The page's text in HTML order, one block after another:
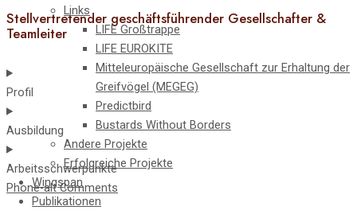
Links
LIFE Großtrappe
LIFE EUROKITE
Mitteleuropäische Gesellschaft zur Erhaltung der
Greifvögel (MEGEG)
Predictbird
Bustards Without Borders
Andere Projekte
Erfolgreiche Projekte
Wingspan
Publikationen
Stellvertretender geschäftsführender Gesellschafter &
Teamleiter
Profil
Ausbildung
Arbeitsschwerpunkte
Phone-alt Comments